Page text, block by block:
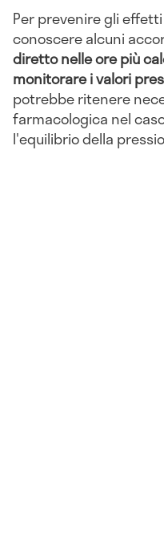
Per prevenire gli
conoscere alcuni
diretto nelle ore più
monitorare i valori
potrebbe ritenere
farmacologica nel
l'equilibrio della